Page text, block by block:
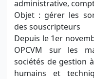
administrative,
Objet : gérer les
des souscripteurs
Depuis le 1er
OPCVM sur les
sociétés de gestion
humains et